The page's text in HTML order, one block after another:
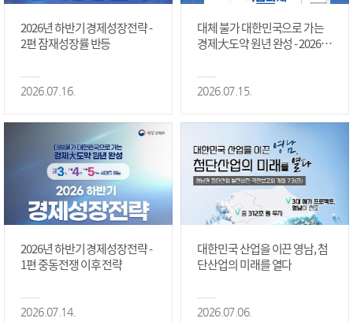
2026년 하반기 경제성장전략 -
2편 잠재성장률 반등
2026.07.16.
대체 불가 대한민국으로 가는
경제大도약 원년 완성 - 2026 하
2026.07.15.
2026년 하반기 경제성장전략 -
1편 중동전쟁 이후 전략
2026.07.14.
대한민국 산업을 이끈 영남, 첨
단산업의 미래를 열다
2026.07.06.